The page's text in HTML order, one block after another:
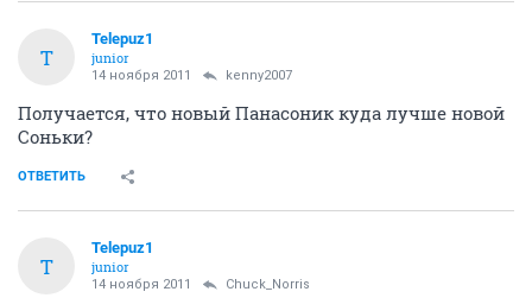
T
Telepuz1
junior
14 ноября 2011 kenny2007
Получается, что новый Панасоник куда лучше новой
Соньки?
ОТВЕТИТЬ
T
Telepuz1
junior
14 ноября 2011 Chuck_Norris